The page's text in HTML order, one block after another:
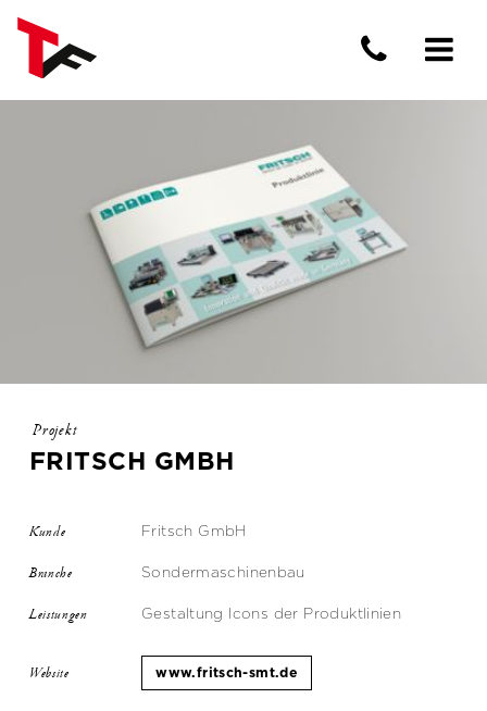
Projekt
FRITSCH GMBH
Kunde Fritsch GmbH
Branche Sondermaschinenbau
Leistungen Gestaltung Icons der Produktlinien
Website www.fritsch-smt.de